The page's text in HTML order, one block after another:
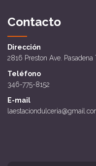
Contacto
Dirección
2816 Preston Ave. Pasadena
Teléfono
346-775-8152
E-mail